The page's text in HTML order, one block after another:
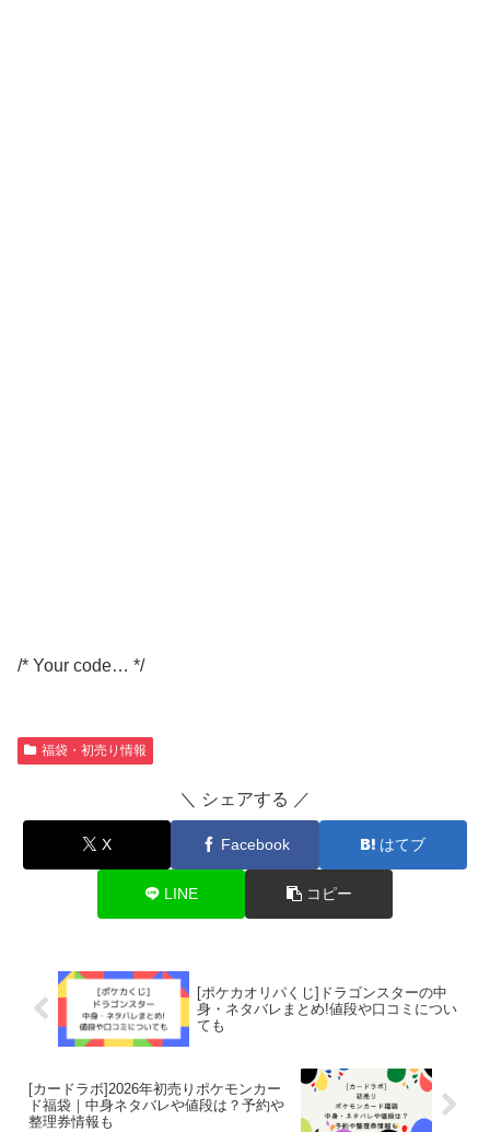
/* Your code… */
福袋・初売り情報
＼ シェアする ／
X Facebook はてブ
LINE コピー
[ポケカオリパくじ]ドラゴンスターの中
身・ネタバレまとめ!値段や口コミについ
ても
[カードラボ]2026年初売りポケモンカー
ド福袋｜中身ネタバレや値段は？予約や
整理券情報も